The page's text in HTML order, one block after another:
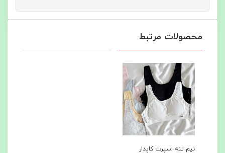
محصولات مرتبط
نیم تنه اسپرت کاپدار